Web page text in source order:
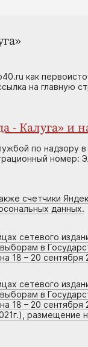
как
на главную
- Калуга» и
по надзору в
счетчики
данных.
сетевого
в
18 – 20 сентября
сетевого
в
18 – 20 сентября
размещение